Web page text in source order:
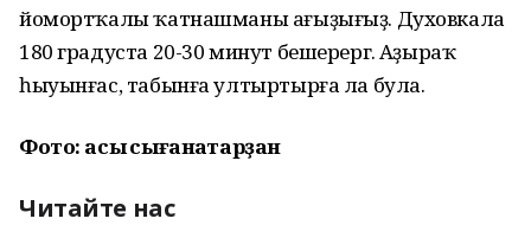
йомортҡалы ҡатнашманы ағыҙығыҙ. Духовкала
180 градуста 20-30 минут бешерергә. Аҙыраҡ
һыуынғас, табынға ултыртырға ла була.
Фото: асыҡ сығанаҡтарҙан
Читайте нас